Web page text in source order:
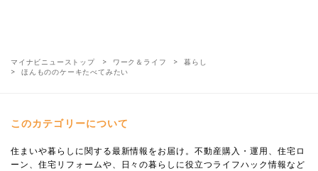
マイナビニューストップ ワーク＆ライフ
暮らし
ほんもののケーキたべてみたい
このカテゴリーについて
住まいや暮らしに関する最新情報をお届け。不動産購入・運用、住宅ロ
ーン、住宅リフォームや、日々の暮らしに役立つライフハック情報など